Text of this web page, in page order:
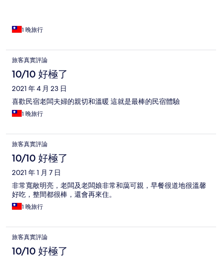
1 晚旅行
旅客真實評論
10/10 好極了
2021 年 4 月 23 日
喜歡民宿老闆夫婦的親切和溫暖 這就是最棒的民宿體驗
1 晚旅行
旅客真實評論
10/10 好極了
2021 年 1 月 7 日
非常寬敞明亮，老闆及老闆娘非常和藹可親，早餐很道地很溫馨
好吃，整間都很棒，還會再來住。
1 晚旅行
旅客真實評論
10/10 好極了